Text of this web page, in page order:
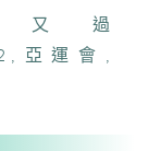
過
, 亞運會 ,